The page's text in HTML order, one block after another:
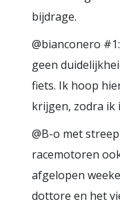
bijdrage.
@bianconero
geen
fiets. Ik hoop
krijgen, zodra ik
@B-o met
racemotoren
afgelopen
dottore en het